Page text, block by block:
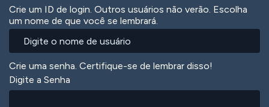
Crie um ID de login. Outros usuários não verão. Escolha
um nome de que você se lembrará.
Crie uma senha. Certifique-se de lembrar disso!
Digite a Senha